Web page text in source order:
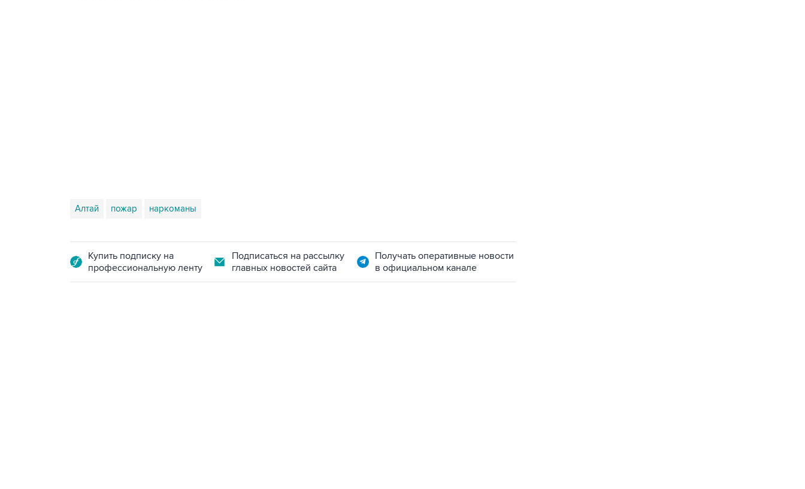
Алтай пожар наркоманы
Купить подписку на
профессиональную ленту
Подписаться на рассылку
главных новостей сайта
Получать оперативные новости
в официальном канале